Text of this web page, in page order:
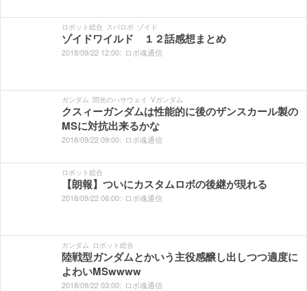
ロボット総合 スパロボ ゾイド
ゾイドワイルド １２話感想まとめ
2018/09/22 12:00: ロボ魂通信
ガンダム 閃光のハサウェイ Vガンダム
クスィーガンダムは性能的に後のザンスカール製の
MSに対抗出来るかな
2018/09/2209:00: ロボ魂通信
ロボット総合
【朗報】ついにカスタムロボの後継が現れる
2018/09/2206:00: ロボ魂通信
ガンダム ロボット総合
陸戦型ガンダムとかいう主役感醸し出しつつ適度に
よわいMSwwww
2018/09/2203:00: ロボ魂通信